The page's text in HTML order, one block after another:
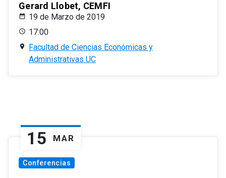
Gerard Llobet, CEMFI
19 de Marzo de 2019
17:00
Facultad de Ciencias Económicas y
Administrativas UC
15 MAR
Conferencias